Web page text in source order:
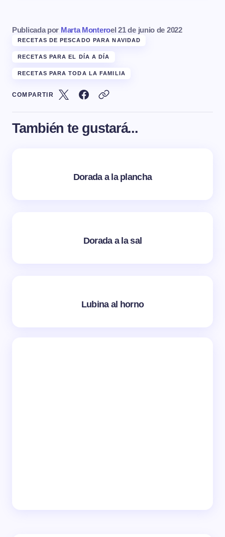
Publicada por Marta Monteroel 21 de junio de 2022
RECETAS DE PESCADO PARA NAVIDAD
RECETAS PARA EL DÍA A DÍA
RECETAS PARA TODA LA FAMILIA
COMPARTIR
También te gustará...
Dorada a la plancha
Dorada a la sal
Lubina al horno